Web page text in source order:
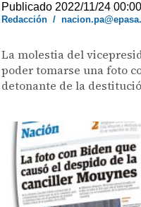
Publicado 2022/11/24
Redacción /
La molestia del
poder tomarse una foto
detonante de la